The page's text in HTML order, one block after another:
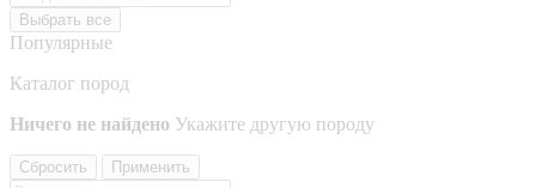
Выбрать все
Популярные
Каталог пород
Ничего не найдено Укажите другую породу
Сбросить Применить